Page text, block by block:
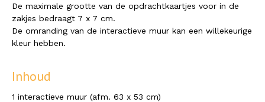
De maximale grootte van de opdrachtkaartjes voor in de
zakjes bedraagt 7 x 7 cm.
De omranding van de interactieve muur kan een willekeurige
kleur hebben.
Inhoud
1 interactieve muur (afm. 63 x 53 cm)